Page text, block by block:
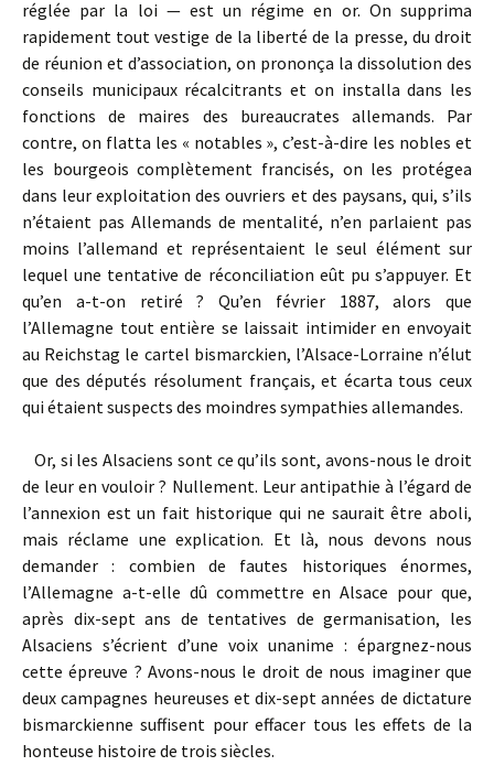
réglée par la loi — est un régime en or. On supprima
rapidement tout vestige de la liberté de la presse, du droit
de réunion et d’association, on prononça la dissolution des
conseils municipaux récalcitrants et on installa dans les
fonctions de maires des bureaucrates allemands. Par
contre, on flatta les « notables », c’est-à-dire les nobles et
les bourgeois complètement francisés, on les protégea
dans leur exploitation des ouvriers et des paysans, qui, s’ils
n’étaient pas Allemands de mentalité, n’en parlaient pas
moins l’allemand et représentaient le seul élément sur
lequel une tentative de réconciliation eût pu s’appuyer. Et
qu’en a-t-on retiré ? Qu’en février 1887, alors que
l’Allemagne tout entière se laissait intimider en envoyait
au Reichstag le cartel bismarckien, l’Alsace-Lorraine n’élut
que des députés résolument français, et écarta tous ceux
qui étaient suspects des moindres sympathies allemandes.
Or, si les Alsaciens sont ce qu’ils sont, avons-nous le droit
de leur en vouloir ? Nullement. Leur antipathie à l’égard de
l’annexion est un fait historique qui ne saurait être aboli,
mais réclame une explication. Et là, nous devons nous
demander : combien de fautes historiques énormes,
l’Allemagne a-t-elle dû commettre en Alsace pour que,
après dix-sept ans de tentatives de germanisation, les
Alsaciens s’écrient d’une voix unanime : épargnez-nous
cette épreuve ? Avons-nous le droit de nous imaginer que
deux campagnes heureuses et dix-sept années de dictature
bismarckienne suffisent pour effacer tous les effets de la
honteuse histoire de trois siècles.